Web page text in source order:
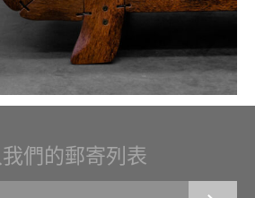
們的郵寄列表